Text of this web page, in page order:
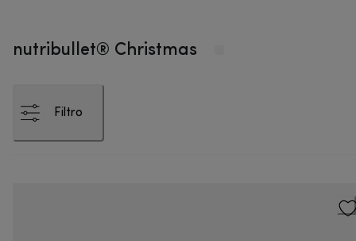
nutribullet® Christmas
Filtro